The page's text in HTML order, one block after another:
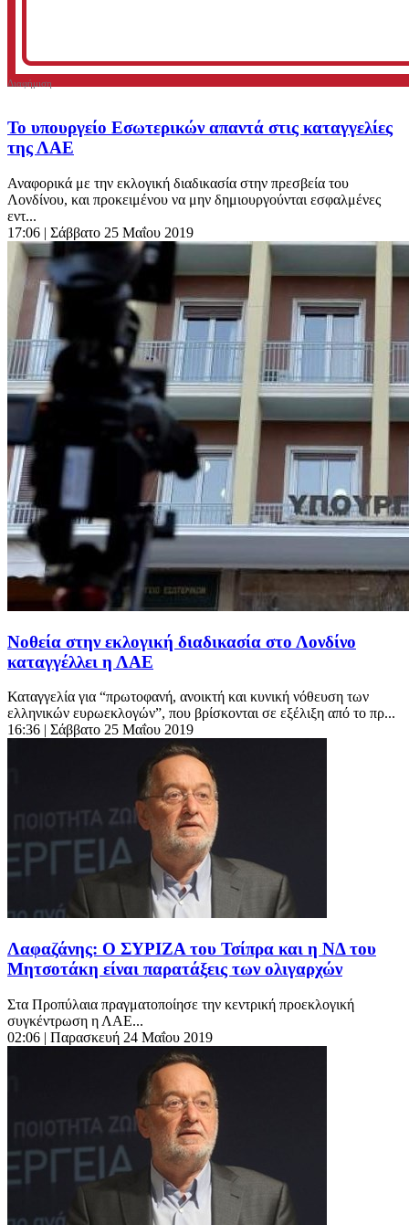
Το υπουργείο Εσωτερικών απαντά στις καταγγελίες
της ΛΑΕ
Αναφορικά με την εκλογική διαδικασία στην πρεσβεία του
Λονδίνου, και προκειμένου να μην δημιουργούνται εσφαλμένες
εντ...
17:06 | Σάββατο 25 Μαΐου 2019
Νοθεία στην εκλογική διαδικασία στο Λονδίνο
καταγγέλλει η ΛΑΕ
Καταγγελία για “πρωτοφανή, ανοικτή και κυνική νόθευση των
ελληνικών ευρωεκλογών”, που βρίσκονται σε εξέλιξη από το πρ...
16:36 | Σάββατο 25 Μαΐου 2019
Λαφαζάνης: Ο ΣΥΡΙΖΑ του Τσίπρα και η ΝΔ του
Μητσοτάκη είναι παρατάξεις των ολιγαρχών
Στα Προπύλαια πραγματοποίησε την κεντρική προεκλογική
συγκέντρωση η ΛΑΕ...
02:06 | Παρασκευή 24 Μαΐου 2019